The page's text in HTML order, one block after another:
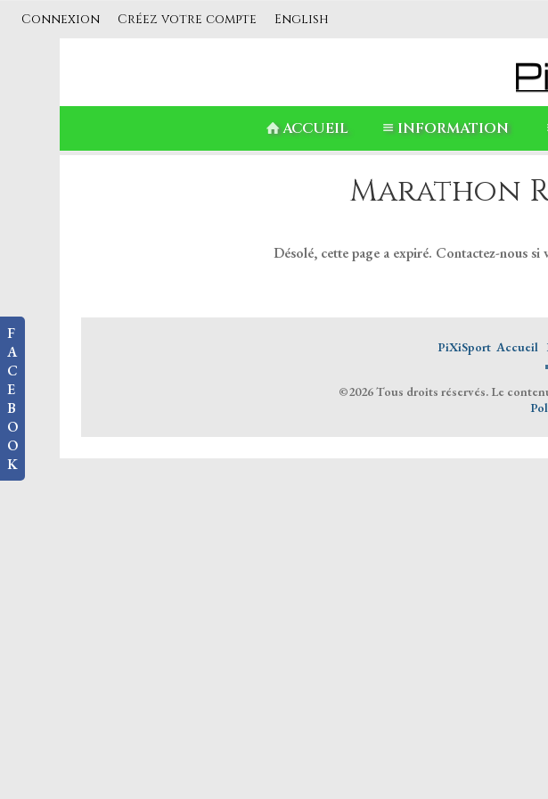
Connexion Créez votre compte English
F
A
C
E
B
O
O
K
ACCUEIL INFORMATION
Marathon
Désolé, cette page a expiré. Contactez-nous si
PiXiSport Accueil
©2026 Tous droits réservés. Le